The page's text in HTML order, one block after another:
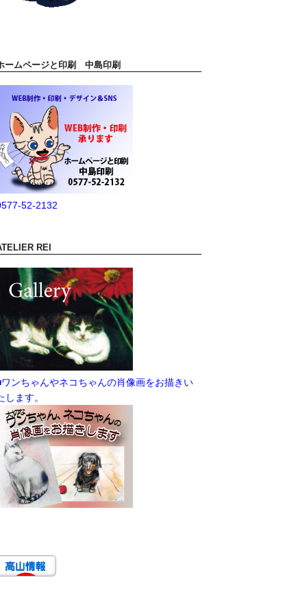
ームページと印刷 中島印刷
52-2132
REI
ンちゃんやネコちゃんの肖像画をお描きい
します。